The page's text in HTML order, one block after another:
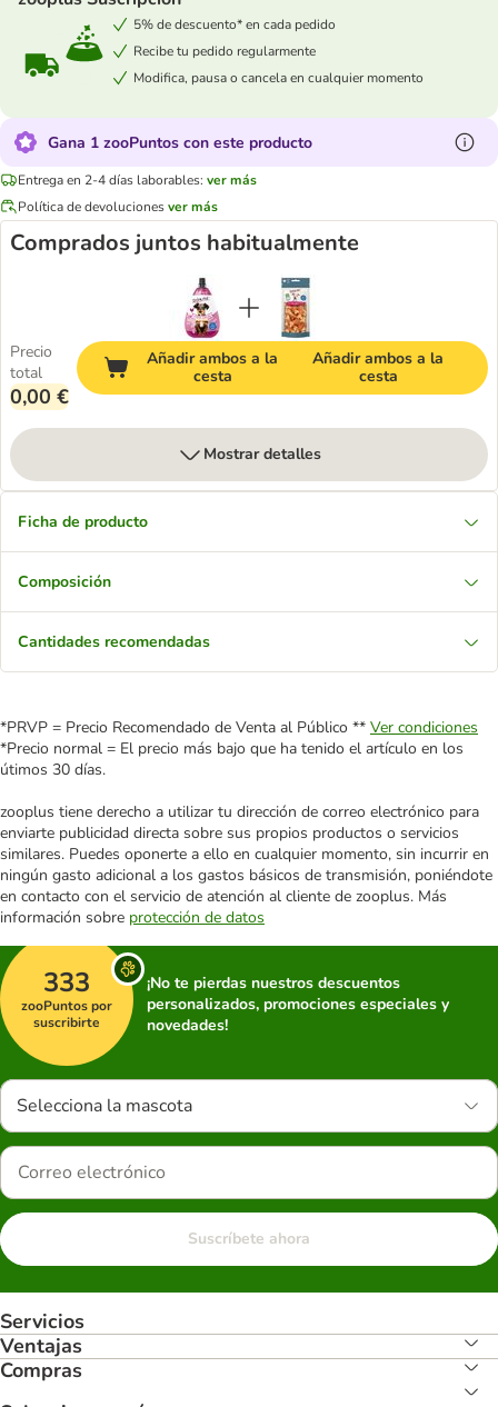
5% de descuento* en cada pedido
Recibe tu pedido regularmente
Modifica, pausa o cancela en cualquier momento
Gana 1 zooPuntos con este producto
Entrega en 2-4 días laborables: ver más
Política de devolucionesver más
Comprados juntos habitualmente
Precio
total
0,00 €
Añadir ambos a la
cesta
Añadir ambos a la
cesta
Mostrar detalles
Ficha de producto
Composición
Cantidades recomendadas
*PRVP = Precio Recomendado de Venta al Público ** Ver condiciones
*Precio normal = El precio más bajo que ha tenido el artículo en los
útimos 30 días.
zooplus tiene derecho a utilizar tu dirección de correo electrónico para
enviarte publicidad directa sobre sus propios productos o servicios
similares. Puedes oponerte a ello en cualquier momento, sin incurrir en
ningún gasto adicional a los gastos básicos de transmisión, poniéndote
en contacto con el servicio de atención al cliente de zooplus. Más
información sobre protección de datos
333
zooPuntos por
suscribirte
¡No te pierdas nuestros descuentos
personalizados, promociones especiales y
novedades!
Selecciona la mascota
Suscríbete ahora
Servicios
Ventajas
Compras